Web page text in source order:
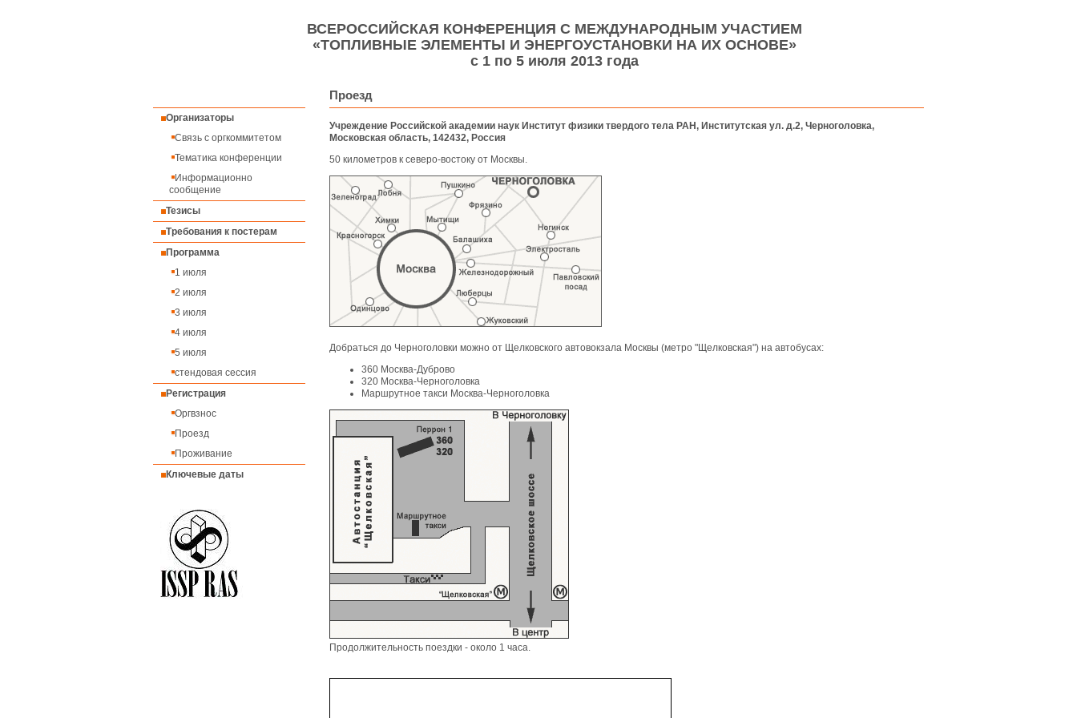
ВСЕРОССИЙСКАЯ КОНФЕРЕНЦИЯ С МЕЖДУНАРОДНЫМ УЧАСТИЕМ
«ТОПЛИВНЫЕ ЭЛЕМЕНТЫ И ЭНЕРГОУСТАНОВКИ НА ИХ ОСНОВЕ»
с 1 по 5 июля 2013 года
Организаторы
Связь с оргкоммитетом
Тематика конференции
Информационно
сообщение
Тезисы
Требования к постерам
Программа
1 июля
2 июля
3 июля
4 июля
5 июля
стендовая сессия
Регистрация
Оргвзнос
Проезд
Проживание
Ключевые даты
Проезд
Учреждение Российской академии наук Институт физики твердого тела РАН, Институтская ул. д.2, Черноголовка,
Московская область, 142432, Россия
50 километров к северо-востоку от Москвы.
Добраться до Черноголовки можно от Щелковского автовокзала Москвы (метро "Щелковская") на автобусах:
360 Москва-Дуброво
320 Москва-Черноголовка
Маршрутное такси Москва-Черноголовка
Продолжительность поездки - около 1 часа.